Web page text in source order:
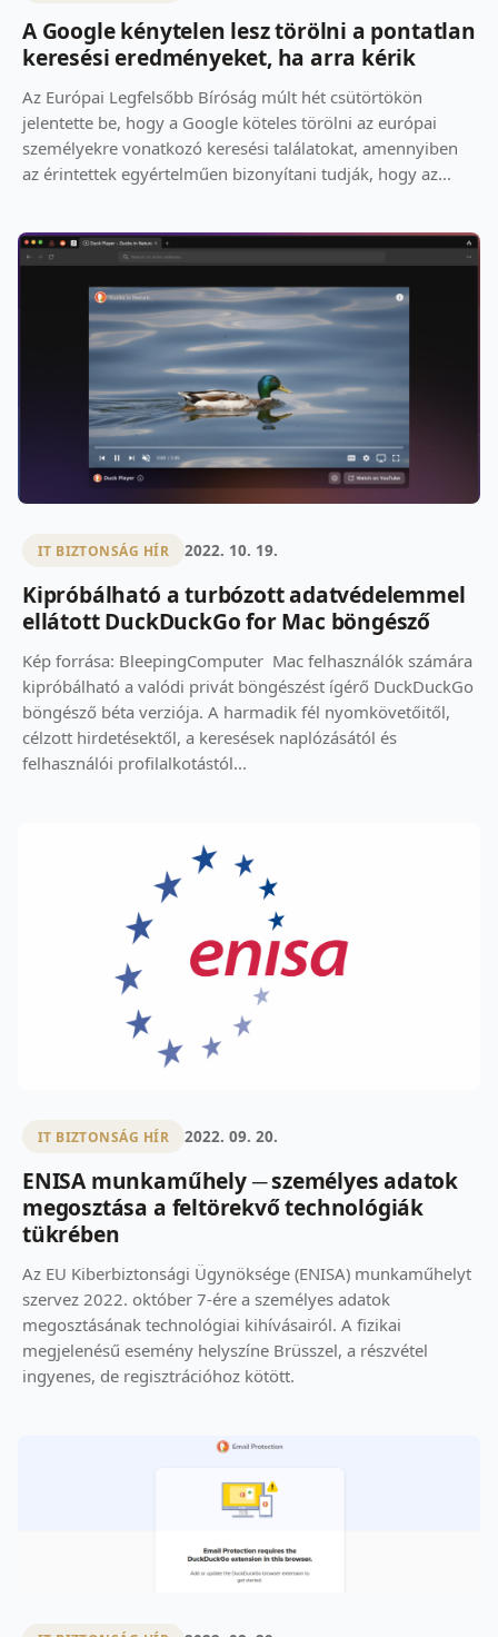
A Google kénytelen lesz törölni a pontatlan
keresési eredményeket, ha arra kérik
Az Európai Legfelsőbb Bíróság múlt hét csütörtökön
jelentette be, hogy a Google köteles törölni az európai
személyekre vonatkozó keresési találatokat, amennyiben
az érintettek egyértelműen bizonyítani tudják, hogy az...
IT BIZTONSÁG HÍR 2022. 10. 19.
Kipróbálható a turbózott adatvédelemmel
ellátott DuckDuckGo for Mac böngésző
Kép forrása: BleepingComputer Mac felhasználók számára
kipróbálható a valódi privát böngészést ígérő DuckDuckGo
böngésző béta verziója. A harmadik fél nyomkövetőitől,
célzott hirdetésektől, a keresések naplózásától és
felhasználói profilalkotástól...
IT BIZTONSÁG HÍR 2022. 09. 20.
ENISA munkaműhely ─ személyes adatok
megosztása a feltörekvő technológiák
tükrében
Az EU Kiberbiztonsági Ügynöksége (ENISA) munkaműhelyt
szervez 2022. október 7-ére a személyes adatok
megosztásának technológiai kihívásairól. A fizikai
megjelenésű esemény helyszíne Brüsszel, a részvétel
ingyenes, de regisztrációhoz kötött.